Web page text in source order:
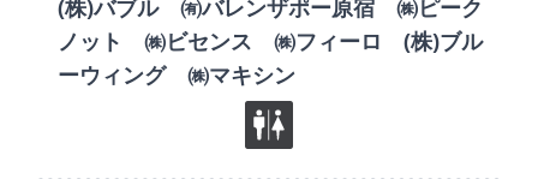
(株)バブル ㈲バレンザポー原宿 ㈱ピーク
ノット ㈱ビセンス ㈱フィーロ (株)ブル
ーウィング ㈱マキシン